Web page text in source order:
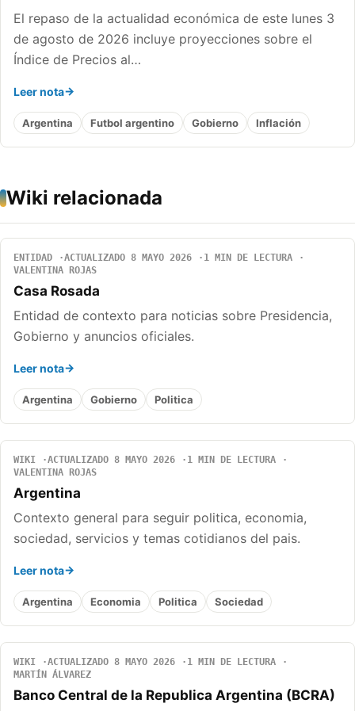
El repaso de la actualidad económica de este lunes 3
de agosto de 2026 incluye proyecciones sobre el
Índice de Precios al…
Leer nota
Argentina Futbol argentino Gobierno Inflación
Wiki relacionada
ENTIDAD ACTUALIZADO 8 MAYO 2026
1 MIN DE LECTURA
VALENTINA ROJAS
Casa Rosada
Entidad de contexto para noticias sobre Presidencia,
Gobierno y anuncios oficiales.
Leer nota
Argentina Gobierno Politica
WIKI ACTUALIZADO 8 MAYO 2026
1 MIN DE LECTURA
VALENTINA ROJAS
Argentina
Contexto general para seguir politica, economia,
sociedad, servicios y temas cotidianos del pais.
Leer nota
Argentina Economia Politica Sociedad
WIKI ACTUALIZADO 8 MAYO 2026
1 MIN DE LECTURA
MARTÍN ÁLVAREZ
Banco Central de la Republica Argentina (BCRA)